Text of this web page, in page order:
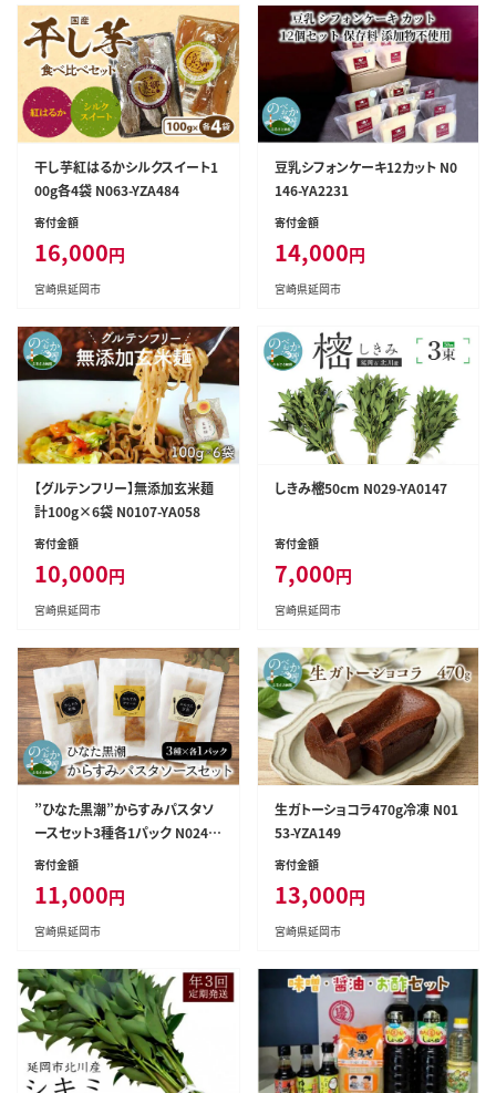
干し芋紅はるかシルクスイート1
00g各4袋 N063-YZA484
寄付金額
16,000円
宮崎県延岡市
豆乳シフォンケーキ12カット N0
146-YA2231
寄付金額
14,000円
宮崎県延岡市
【グルテンフリー】無添加玄米麺
計100g×6袋 N0107-YA058
寄付金額
10,000円
宮崎県延岡市
しきみ樒50cm N029-YA0147
寄付金額
7,000円
宮崎県延岡市
”ひなた黒潮”からすみパスタソ
ースセット3種各1パック N024-Y
A0228
寄付金額
11,000円
宮崎県延岡市
生ガトーショコラ470g冷凍 N01
53-YZA149
寄付金額
13,000円
宮崎県延岡市